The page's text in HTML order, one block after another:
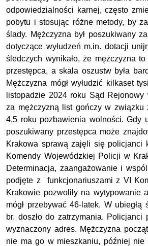
odpowiedzialności karnej, często
pobytu i stosując różne metody, by
ślady. Mężczyzna był poszukiwany
dotyczące wyłudzeń m.in. dotacji
śledczych wynikało, że mężczyzna
przestępca, a skala oszustw była
Mężczyzna mógł wyłudzić kilkaset
listopadzie 2024 roku Sąd Rejonowy
za mężczyzną list gończy w związku
4,5 roku pozbawienia wolności. Gdy
poszukiwany przestępca może
Krakowa sprawą zajęli się policjanci
Komendy Wojewódzkiej Policji w
Determinacja, zaangażowanie i
podjęte z funkcjonariuszami z VI
Krakowie pozwoliły na wytypowanie
mógł przebywać 46-latek. W ubiegłą
br. doszło do zatrzymania. Policjanci
wyznaczony adres. Mężczyzna
nie ma go w mieszkaniu, później nie